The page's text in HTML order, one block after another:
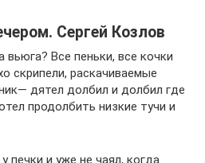
Сергей Козлов
вьюга? Все пеньки, все кочки
скрипели, раскачиваемые
дятел долбил и долбил где
продолбить низкие тучи и
печки и уже не чаял, когда